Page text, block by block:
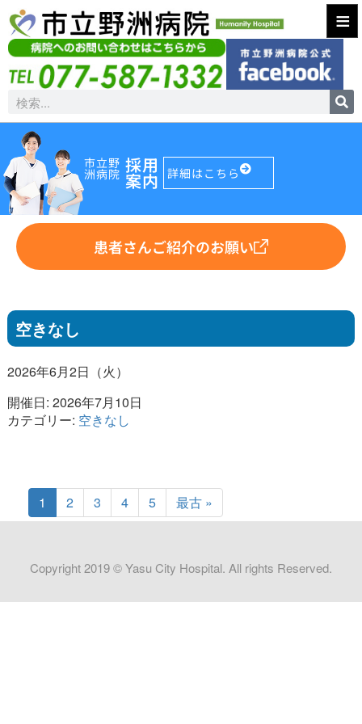
≡
市立野
洲病院 採用
案内 詳細はこちら
患者さんご紹介のお願い
空きなし
2026年6月2日（火）
開催日: 2026年7月10日
カテゴリー: 空きなし
1 2 3 4 5 最古 »
Copyright 2019 © Yasu City Hospital. All rights Reserved.